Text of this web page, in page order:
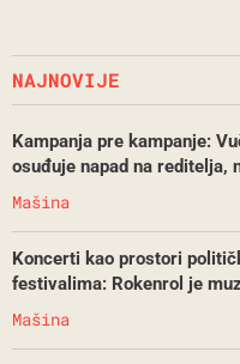
NAJNOVIJE
Kampanja pre kampanje:
osuđuje napad na reditelja,
Mašina
Koncerti kao prostori
festivalima: Rokenrol je
Mašina